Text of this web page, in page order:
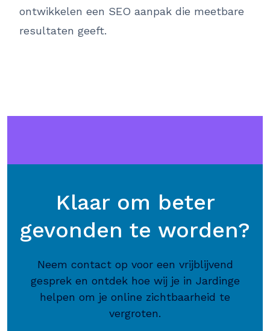
ontwikkelen een SEO aanpak die meetbare
resultaten geeft.
Klaar om beter
gevonden te worden?
Neem contact op voor een vrijblijvend
gesprek en ontdek hoe wij je in Jardinge
helpen om je online zichtbaarheid te
vergroten.